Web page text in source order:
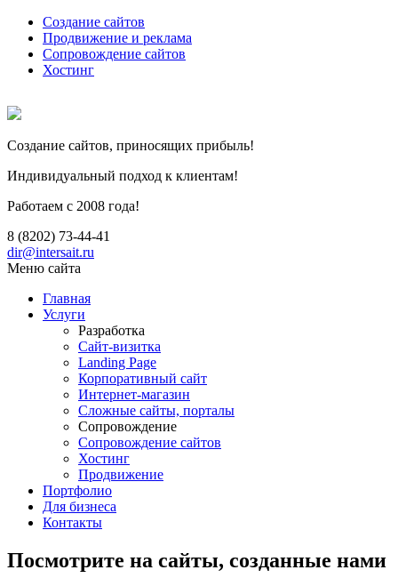
Создание сайтов
Продвижение и реклама
Сопровождение сайтов
Хостинг
Создание сайтов, приносящих прибыль!
Индивидуальный подход к клиентам!
Работаем c 2008 года!
8 (8202) 73-44-41
dir@intersait.ru
Меню сайта
Главная
Услуги
Разработка
Сайт-визитка
Landing Page
Корпоративный сайт
Интернет-магазин
Сложные сайты, порталы
Сопровождение
Сопровождение сайтов
Хостинг
Продвижение
Портфолио
Для бизнеса
Контакты
Посмотрите на сайты, созданные нами